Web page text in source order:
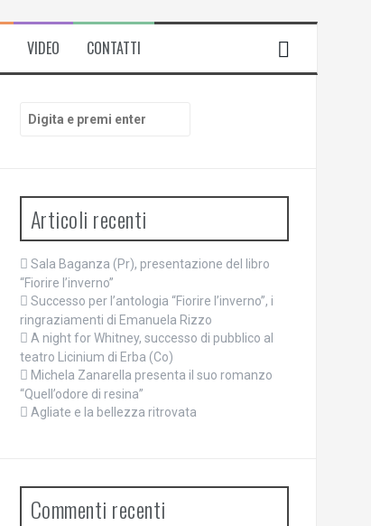
VIDEO CONTATTI
Articoli recenti
Sala Baganza (Pr), presentazione del libro
“Fiorire l’inverno”
Successo per l’antologia “Fiorire l’inverno”, i
ringraziamenti di Emanuela Rizzo
A night for Whitney, successo di pubblico al
teatro Licinium di Erba (Co)
Michela Zanarella presenta il suo romanzo
“Quell’odore di resina”
Agliate e la bellezza ritrovata
Commenti recenti